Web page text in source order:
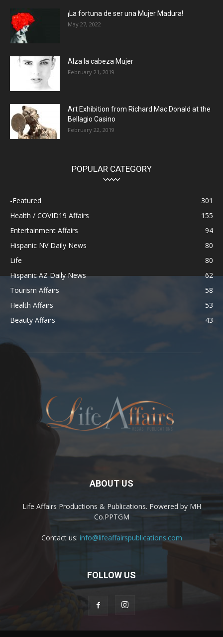
¡La fortuna de ser una Mujer Madura!
May 27, 2022
Alza la cabeza Mujer
February 21, 2019
Art Exhibition from Richard Mac Donald at the
Bellagio Casino
February 22, 2019
POPULAR CATEGORY
-Featured
301
Health / COVID19 Affairs
155
Entertainment Affairs
94
Hispanic NV Daily News
80
Life
80
Hispanic AZ Daily News
62
Tourism Affairs
58
Health Affairs
53
Beauty Affairs
43
ABOUT US
Life Affairs Productions & Publications. Powered by MH
Co.PPTGM
Contact us: info@lifeaffairspublications.com
FOLLOW US